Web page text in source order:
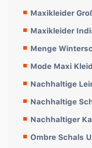
Maxikleider
Maxikleider
Menge
Mode Maxi
Nachhaltige
Nachhaltige
Nachhaltiger
Ombre Schals